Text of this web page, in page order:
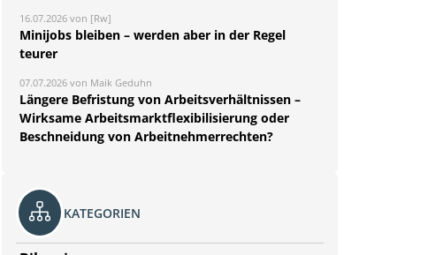
16.07.2026 von [Rw]
Minijobs bleiben – werden aber in der Regel
teurer
07.07.2026 von Maik Geduhn
Längere Befristung von Arbeitsverhältnissen –
Wirksame Arbeitsmarktflexibilisierung oder
Beschneidung von Arbeitnehmerrechten?
KATEGORIEN